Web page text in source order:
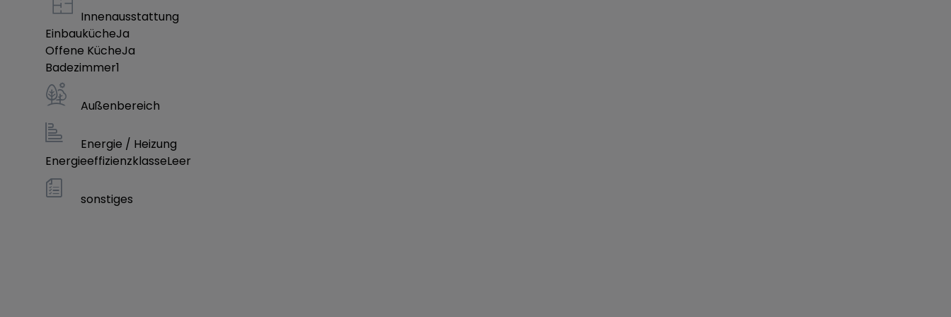
Kunststoffenster mit 3-fach Wärmeschutzverglasung und Schallschutzverglasung SSK II
Elektrische Aluminiumrollläden gedämmt inklusive
Komplett Folierte Fenster: Innen/Außen
Dachdeckung mit Betondachsteinen des Types Planum (Glatt)
Innenausstattung
EinbaukücheJa
Offene KücheJa
Badezimmer1
Außenbereich
Energie / Heizung
EnergieeffizienzklasseLeer
sonstiges